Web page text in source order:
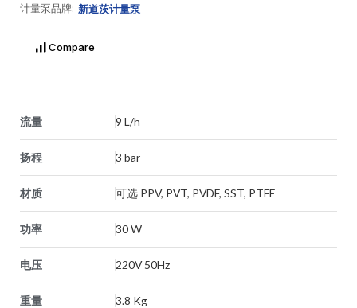
计量泵品牌: 新道茨计量泵
Compare
流量 9 L/h
扬程 3 bar
材质 可选 PPV, PVT, PVDF, SST, PTFE
功率 30 W
电压 220V 50Hz
重量 3.8 Kg